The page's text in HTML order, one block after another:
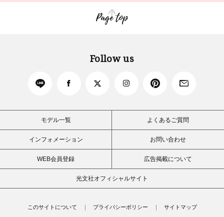
Page top
Follow us
モデル一覧 よくあるご質問
インフォメーション お問い合わせ
WEB会員登録 広告掲載について
光文社オフィシャルサイト
このサイトについて プライバシーポリシー サイトマップ